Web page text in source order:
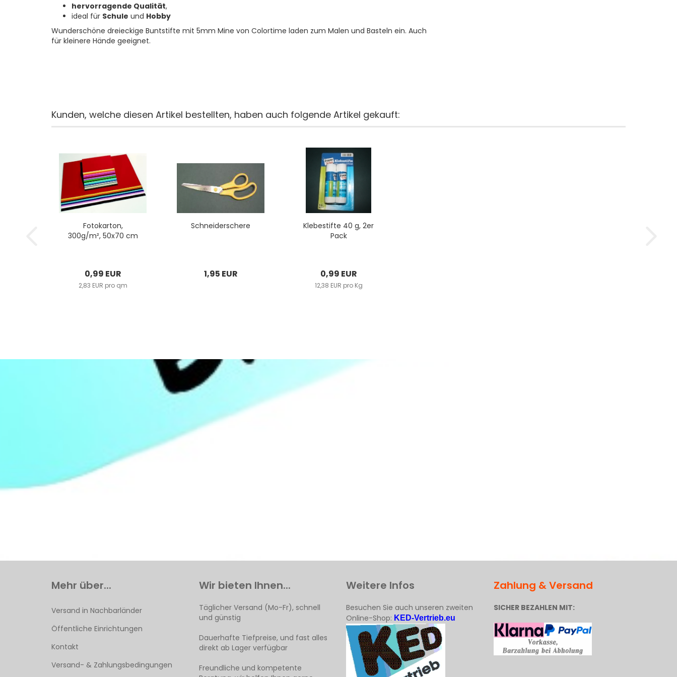
hervorragende Qualität,
ideal für Schule und Hobby
Wunderschöne dreieckige Buntstifte mit 5mm Mine von Colortime laden zum Malen und Basteln ein. Auch
für kleinere Hände geeignet.
Kunden, welche diesen Artikel bestellten, haben auch folgende Artikel gekauft:
Fotokarton,
300g/m², 50x70 cm
0,99 EUR
2,83 EUR pro qm
Schneiderschere
1,95 EUR
Klebestifte 40 g, 2er
Pack
0,99 EUR
12,38 EUR pro Kg
Mehr über...
Versand in Nachbarländer
Öffentliche Einrichtungen
Kontakt
Versand- & Zahlungsbedingungen
Wir bieten Ihnen...
Täglicher Versand (Mo-Fr), schnell
und günstig
Dauerhafte Tiefpreise, und fast alles
direkt ab Lager verfügbar
Freundliche und kompetente
Weitere Infos
Besuchen Sie auch unseren zweiten
Online-Shop: KED-Vertrieb.eu
Zahlung & Versand
SICHER BEZAHLEN MIT: